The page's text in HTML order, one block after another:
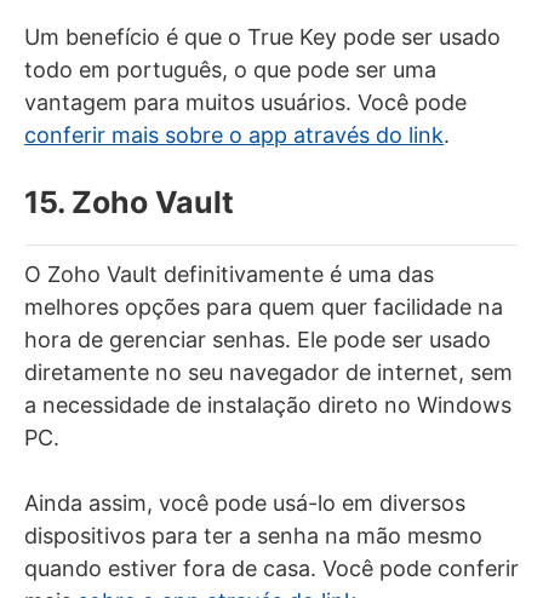
Um benefício é que o True Key pode ser usado
todo em português, o que pode ser uma
vantagem para muitos usuários. Você pode
conferir mais sobre o app através do link.
15. Zoho Vault
O Zoho Vault definitivamente é uma das
melhores opções para quem quer facilidade na
hora de gerenciar senhas. Ele pode ser usado
diretamente no seu navegador de internet, sem
a necessidade de instalação direto no Windows
PC.
Ainda assim, você pode usá-lo em diversos
dispositivos para ter a senha na mão mesmo
quando estiver fora de casa. Você pode conferir